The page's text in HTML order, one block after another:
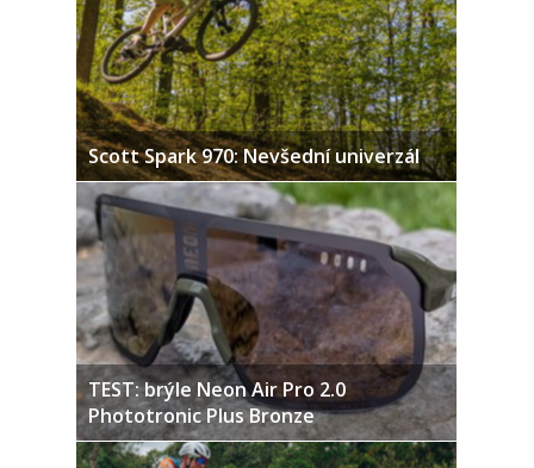
Scott Spark 970: Nevšední univerzál
TEST: brýle Neon Air Pro 2.0
Phototronic Plus Bronze